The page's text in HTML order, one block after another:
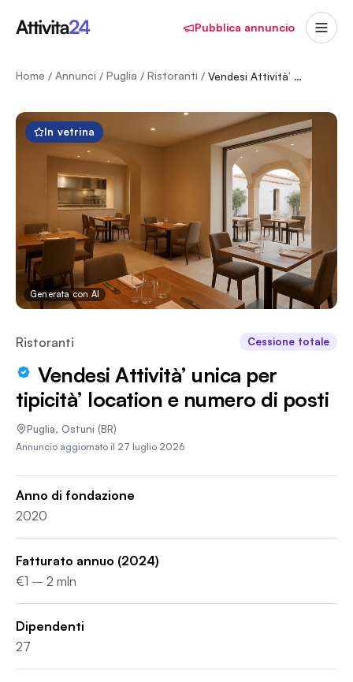
Pubblica annuncio
Home / Annunci / Puglia / Ristoranti / Vendesi Attività’ unica per tipicità’ location e numero di posti
Generata con AI
In vetrina
Ristoranti Cessione totale
Vendesi Attività’ unica per
tipicità’ location e numero di posti
Puglia, Ostuni (BR)
Annuncio aggiornato il 27 luglio 2026
Anno di fondazione
2020
Fatturato annuo (2024)
€1 – 2 mln
Dipendenti
27